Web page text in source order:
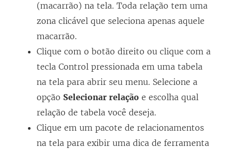
(macarrão) na tela. Toda relação tem uma
zona clicável que seleciona apenas aquele
macarrão.
Clique com o botão direito ou clique com a
tecla Control pressionada em uma tabela
na tela para abrir seu menu. Selecione a
opção Selecionar relação e escolha qual
relação de tabela você deseja.
Clique em um pacote de relacionamentos
na tela para exibir uma dica de ferramenta